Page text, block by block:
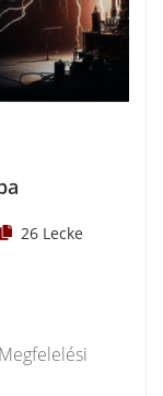
26 Lecke